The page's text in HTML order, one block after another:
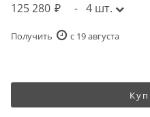
125 280 - 4 шт.
Получить c 19 августа